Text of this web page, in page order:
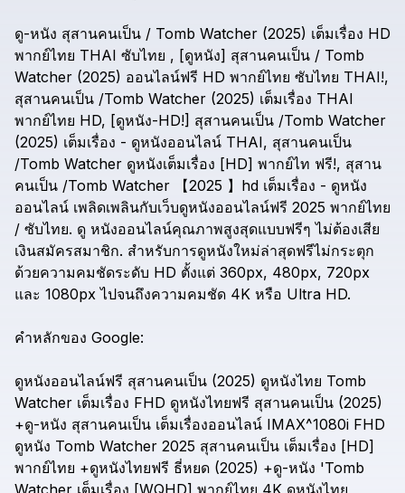
ดู-หนัง สุสานคนเป็น / Tomb Watcher (2025) เต็มเรื่อง HD
พากย์ไทย THAI ซับไทย , [ดูหนัง] สุสานคนเป็น / Tomb
Watcher (2025) ออนไลน์ฟรี HD พากย์ไทย ซับไทย THAI!,
สุสานคนเป็น /Tomb Watcher (2025) เต็มเรื่อง THAI
พากย์ไทย HD, [ดูหนัง-HD!] สุสานคนเป็น /Tomb Watcher
(2025) เต็มเรื่อง - ดูหนังออนไลน์ THAI, สุสานคนเป็น
/Tomb Watcher ดูหนังเต็มเรื่อง [HD] พากย์ไท ฟรี!, สุสาน
คนเป็น /Tomb Watcher 【2025 】hd เต็มเรื่อง - ดูหนัง
ออนไลน์ เพลิดเพลินกับเว็บดูหนังออนไลน์ฟรี 2025 พากย์ไทย
/ ซับไทย. ดู หนังออนไลน์คุณภาพสูงสุดแบบฟรีๆ ไม่ต้องเสีย
เงินสมัครสมาชิก. สำหรับการดูหนังใหม่ล่าสุดฟรีไม่กระตุก
ด้วยความคมชัดระดับ HD ตั้งแต่ 360px, 480px, 720px
และ 1080px ไปจนถึงความคมชัด 4K หรือ Ultra HD.
คำหลักของ Google:
ดูหนังออนไลน์ฟรี สุสานคนเป็น (2025) ดูหนังไทย Tomb
Watcher เต็มเรื่อง FHD ดูหนังไทยฟรี สุสานคนเป็น (2025)
+ดู-หนัง สุสานคนเป็น เต็มเรื่องออนไลน์ IMAX^1080i FHD
ดูหนัง Tomb Watcher 2025 สุสานคนเป็น เต็มเรื่อง [HD]
พากย์ไทย +ดูหนังไทยฟรี ธี่หยด (2025) +ดู-หนัง 'Tomb
Watcher เต็มเรื่อง [WQHD] พากย์ไทย 4K ดูหนังไทย